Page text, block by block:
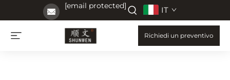
[email protected] IT
Richiedi un preventivo